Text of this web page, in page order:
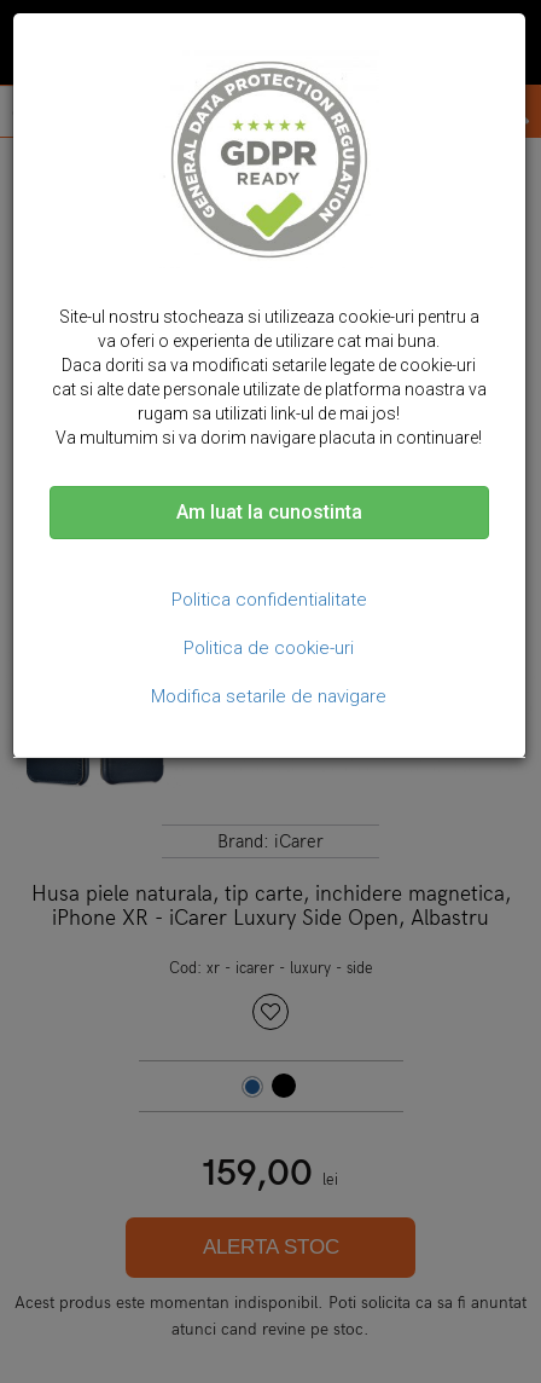
Brand: iCarer
Husa piele naturala, tip carte, inchidere magnetica,
iPhone XR - iCarer Luxury Side Open, Albastru
Cod: xr - icarer - luxury - side
159,00 lei
ALERTA STOC
Acest produs este momentan indisponibil. Poti solicita ca sa fi anuntat
atunci cand revine pe stoc.
Site-ul nostru stocheaza si utilizeaza cookie-uri pentru a
va oferi o experienta de utilizare cat mai buna.
Daca doriti sa va modificati setarile legate de cookie-uri
cat si alte date personale utilizate de platforma noastra va
rugam sa utilizati link-ul de mai jos!
Va multumim si va dorim navigare placuta in continuare!
Am luat la cunostinta
Politica confidentialitate
Politica de cookie-uri
Modifica setarile de navigare